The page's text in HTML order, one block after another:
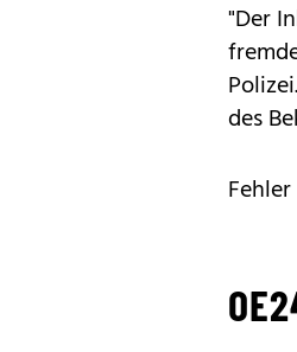
"Der
des